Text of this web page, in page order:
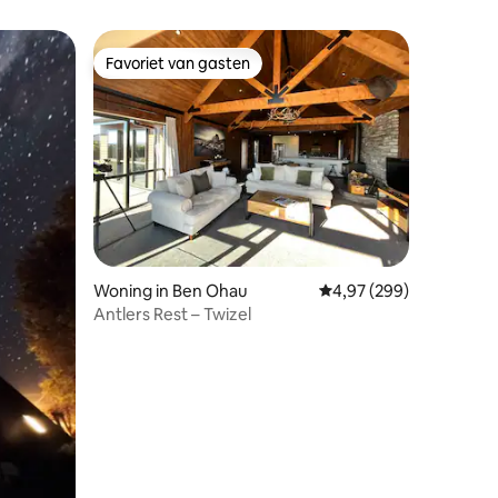
Favoriet van gasten
Favoriet van gasten
Woning in Ben Ohau Gemiddelde
4,97 (299)
Antlers Rest – Twizel